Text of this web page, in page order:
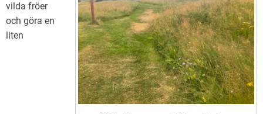
vilda fröer
och göra en
liten